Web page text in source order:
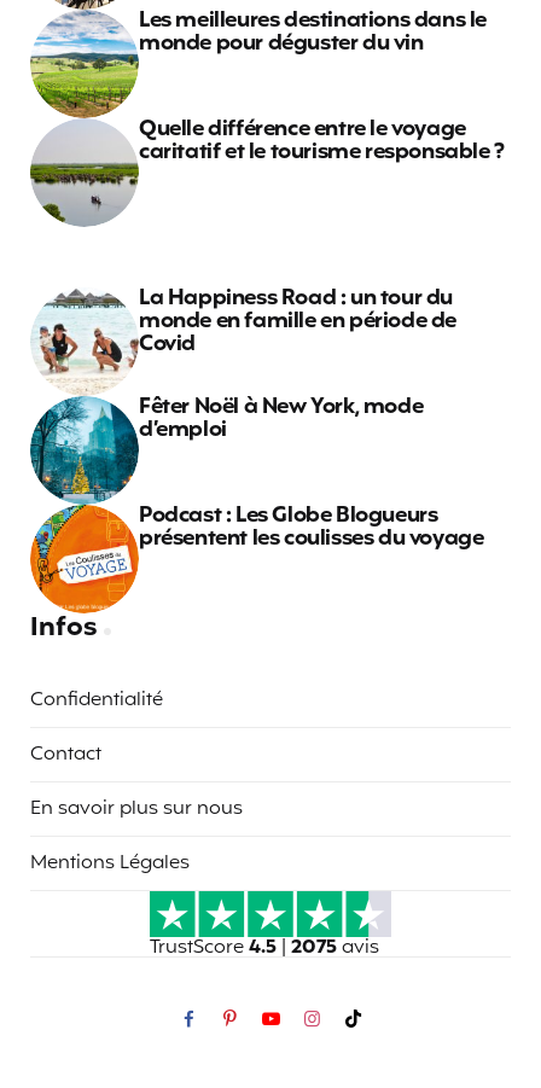
Les meilleures destinations dans le
monde pour déguster du vin
Quelle différence entre le voyage
caritatif et le tourisme responsable ?
La Happiness Road : un tour du
monde en famille en période de
Covid
Fêter Noël à New York, mode
d’emploi
Podcast : Les Globe Blogueurs
présentent les coulisses du voyage
Infos
Confidentialité
Contact
En savoir plus sur nous
Mentions Légales
TrustScore4.5 | 2075avis